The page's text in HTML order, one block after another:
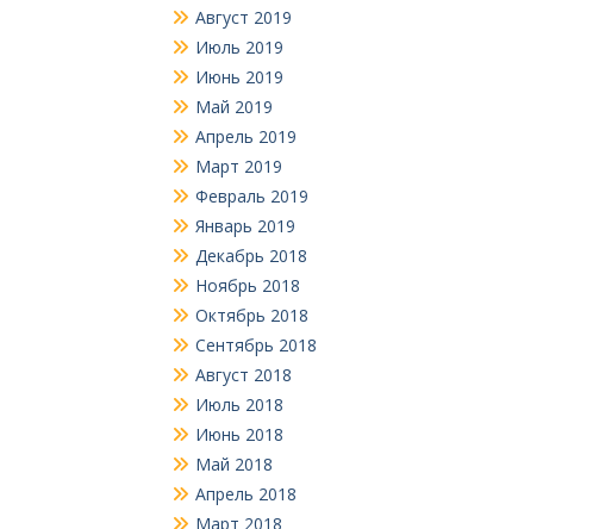
Август 2019
Июль 2019
Июнь 2019
Май 2019
Апрель 2019
Март 2019
Февраль 2019
Январь 2019
Декабрь 2018
Ноябрь 2018
Октябрь 2018
Сентябрь 2018
Август 2018
Июль 2018
Июнь 2018
Май 2018
Апрель 2018
Март 2018